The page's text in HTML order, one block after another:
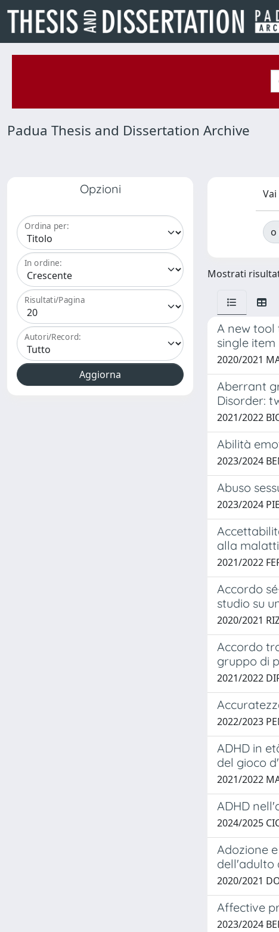
Padua Thesis and Dissertation Archive
Opzioni
Ordina per:
In ordine:
Risultati/Pagina
Autori/Record:
Vai
o
Mostrati
A new tool
single item
2020/2021
Aberrant
Disorder:
2021/2022
Abilità
2023/2024
Abuso
2023/2024
alla
2021/2022
Accordo
studio su
2020/2021
Accordo
gruppo di
2021/2022
2022/2023
ADHD in
del gioco
2021/2022
ADHD
2024/2025
Adozione
dell'adulto
2020/2021
Affective
2023/2024